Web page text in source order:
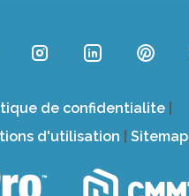
de confidentialite
d'utilisation
Sitemap